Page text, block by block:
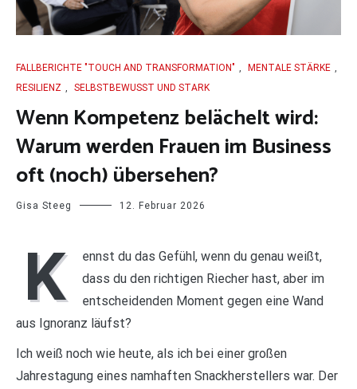
FALLBERICHTE "TOUCH AND TRANSFORMATION" MENTALE STÄRKE
RESILIENZ
SELBSTBEWUSST UND STARK
Wenn Kompetenz belächelt wird:
Warum werden Frauen im Business
oft (noch) übersehen?
Gisa Steeg 12. Februar 2026
K
ennst du das Gefühl, wenn du genau weißt,
dass du den richtigen Riecher hast, aber im
entscheidenden Moment gegen eine Wand
aus Ignoranz läufst?
Ich weiß noch wie heute, als ich bei einer großen
Jahrestagung eines namhaften Snackherstellers war. Der